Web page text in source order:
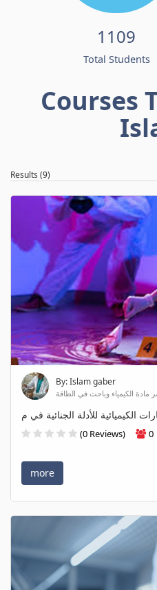
1109
Total Students
Courses
Results (9)
By: Islam gaber
(0 Reviews) 0
more